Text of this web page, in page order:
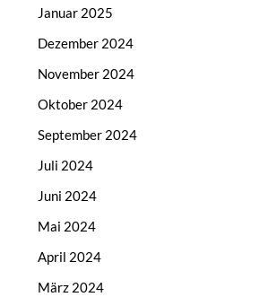
Januar 2025
Dezember 2024
November 2024
Oktober 2024
September 2024
Juli 2024
Juni 2024
Mai 2024
April 2024
März 2024